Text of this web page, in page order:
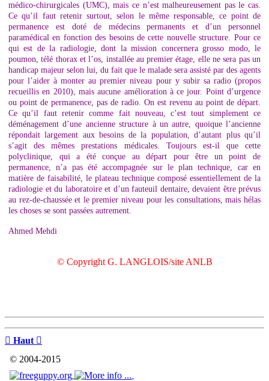
médico-chirurgicales (UMC), mais ce n’est malheureusement pas le cas.
Ce qu’il faut retenir surtout, selon le même responsable, ce point de
permanence est doté de médecins permanents et d’un personnel
paramédical en fonction des besoins de cette nouvelle structure. Pour ce
qui est de la radiologie, dont la mission concernera grosso modo, le
poumon, télé thorax et l’os, installée au premier étage, elle ne sera pas un
handicap majeur selon lui, du fait que le malade sera assisté par des agents
pour l’aider à monter au premier niveau pour y subir sa radio (propos
recueillis en 2010), mais aucune amélioration à ce jour. Point d’urgence
ou point de permanence, pas de radio. On est revenu au point de départ.
Ce qu’il faut retenir comme fait nouveau, c’est tout simplement ce
déménagement d’une ancienne structure à un autre, quoique l’ancienne
répondait largement aux besoins de la population, d’autant plus qu’il
s’agit des mêmes prestations médicales. Toujours est-il que cette
polyclinique, qui a été conçue au départ pour être un point de
permanence, n’a pas été accompagnée sur le plan technique, car en
matière de faisabilité, le plateau technique composé essentiellement de la
radiologie et du laboratoire et d’un fauteuil dentaire, devaient être prévus
au rez-de-chaussée et le premier niveau pour les consultations, mais hélas
les choses se sont passées autrement.
Ahmed Mehdi
© Copyright G. LANGLOIS/site ANLB
 Haut 
© 2004-2015